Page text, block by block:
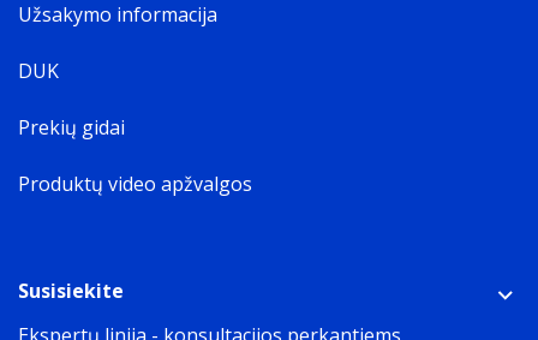
Užsakymo informacija
DUK
Prekių gidai
Produktų video apžvalgos
Susisiekite